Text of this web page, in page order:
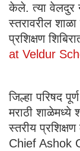
केले. त्या वेलदुर
स्तरावरील
प्रशिक्षण
at Veldur
जिल्हा परिषद
मराठी शाळेमध्ये
स्तरीय
Chief Ashok